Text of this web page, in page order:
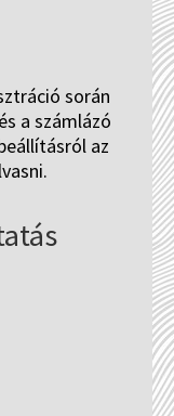
során
a számlázó
az